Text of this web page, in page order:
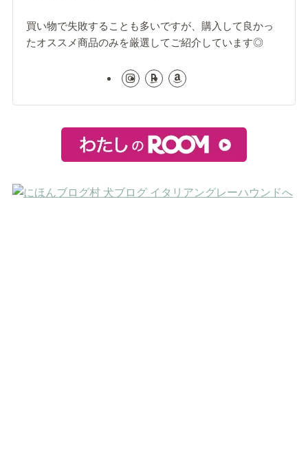
買い物で失敗することも多いですが、購入して良かっ
たオススメ商品のみを厳選してご紹介しています◎